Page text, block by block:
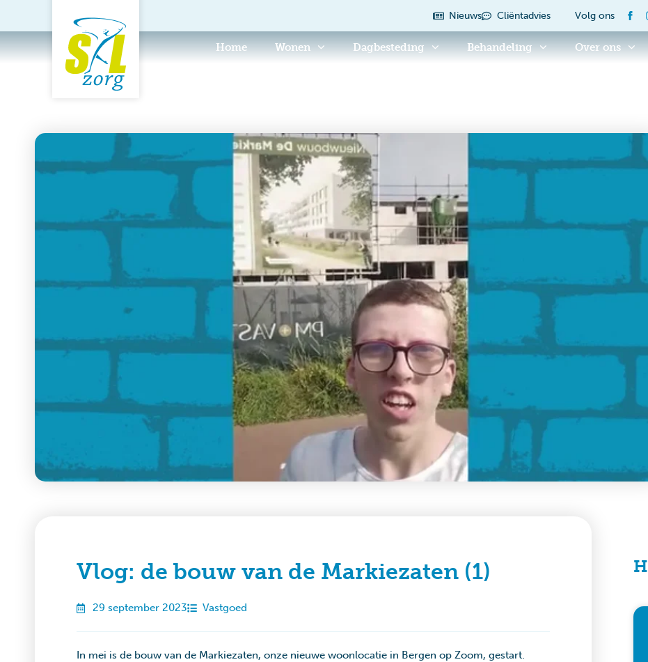
Nieuws Cliëntadvies Volg ons
Home Wonen Dagbesteding Behandeling Over ons
Vlog: de bouw van de Markiezaten (1)
29 september 2023 Vastgoed
In mei is de bouw van de Markiezaten, onze nieuwe woonlocatie in Bergen op Zoom, gestart.